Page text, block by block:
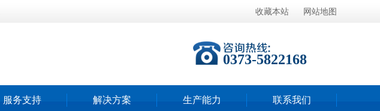
收藏本站 网站地图
0373-5822168
服务支持 解决方案 生产能力 联系我们